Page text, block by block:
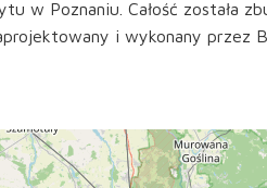
w Poznaniu. Całość została
i wykonany przez